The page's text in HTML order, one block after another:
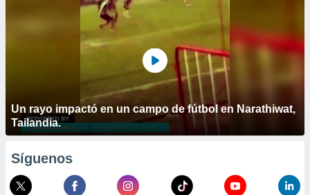
Un rayo impactó en un campo de fútbol en Narathiwat,
Tailandia.
Síguenos